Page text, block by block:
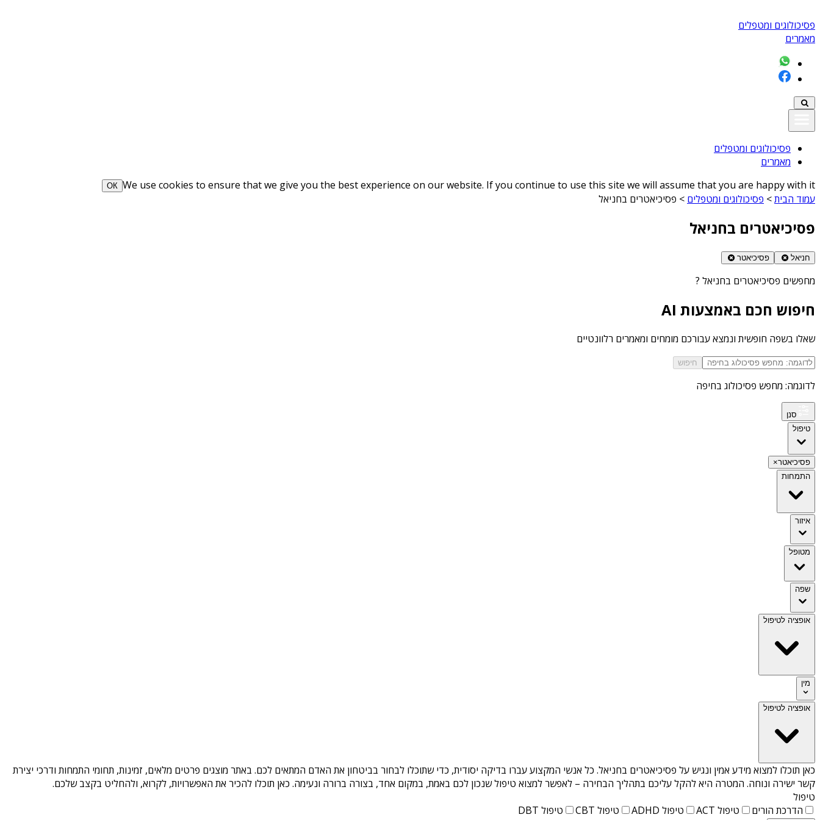
פסיכולוגים ומטפלים
מאמרים
פסיכולוגים ומטפלים
מאמרים
We use cookies to ensure that we give you the best experience on our website. If you continue to use this site we will assume that you are happy with it
ОК
עמוד הבית> פסיכולוגים ומטפלים > פסיכיאטרים בחניאל
פסיכיאטרים בחניאל
חניאל פסיכיאטר
מחפשים פסיכיאטרים בחניאל ?
חיפוש חכם באמצעות AI
שאלו בשפה חופשית ונמצא עבורכם מומחים ומאמרים רלוונטיים
חיפוש
לדוגמה: מחפש פסיכולוג בחיפה
סנן
טיפול
פסיכיאטר×
התמחות
איזור
מטופל
שפה
אופציה לטיפול
מין
אופציה לטיפול
כאן תוכלו למצוא מידע אמין ונגיש על פסיכיאטרים בחניאל. כל אנשי המקצוע עברו בדיקה יסודית, כדי שתוכלו לבחור בביטחון את האדם המתאים לכם. באתר מוצגים פרטים מלאים, זמינות, תחומי התמחות ודרכי יצירת
קשר ישירה ונוחה. המטרה היא להקל עליכם בתהליך הבחירה – לאפשר למצוא טיפול שנכון לכם באמת, במקום אחד, בצורה ברורה ונעימה. כאן תוכלו להכיר את האפשרויות, לקרוא, ולהחליט בקצב שלכם.
טיפול
הדרכת הורים
טיפול ACT טיפול ADHD טיפול CBT טיפול DBT